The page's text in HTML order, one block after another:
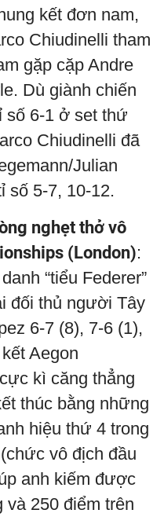
kết đơn nam,
Chiudinelli tham
gặp cặp Andre
Dù giành chiến
số 6-1 ở set thứ
Chiudinelli đã
Julian
số 5-7, 10-12.
nghẹt thở vô
(London):
“tiểu Federer”
đối thủ người Tây
6-7 (8), 7-6 (1),
Aegon
kì căng thẳng
thúc bằng những
hiệu thứ 4 trong
vô địch đầu
anh kiếm được
250 điểm trên